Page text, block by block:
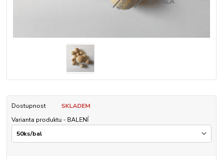
Dostupnost
SKLADEM
Varianta produktu - BALENÍ